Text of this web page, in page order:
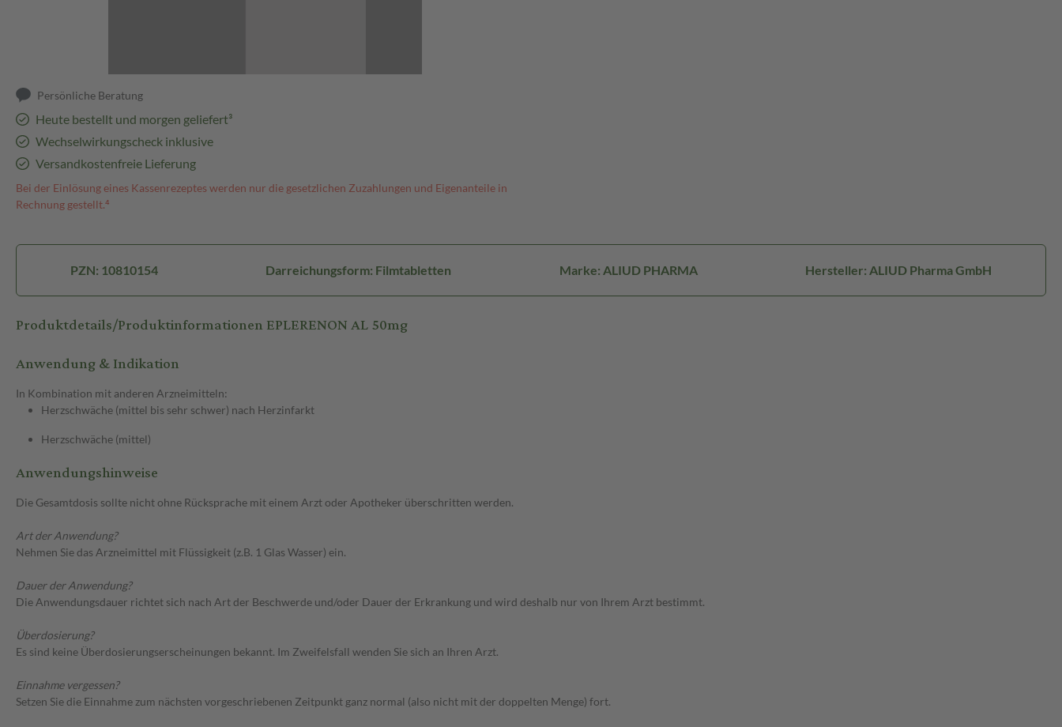
Persönliche Beratung
Heute bestellt und morgen geliefert³
Wechselwirkungscheck inklusive
Versandkostenfreie Lieferung
Bei der Einlösung eines Kassenrezeptes werden nur die gesetzlichen Zuzahlungen und Eigenanteile in
Rechnung gestellt.⁴
PZN: 10810154 Darreichungsform: Filmtabletten Marke: ALIUD PHARMA Hersteller: ALIUD Pharma GmbH
Produktdetails/Produktinformationen EPLERENON AL 50mg
Anwendung & Indikation
In Kombination mit anderen Arzneimitteln:
Herzschwäche (mittel bis sehr schwer) nach Herzinfarkt
Herzschwäche (mittel)
Anwendungshinweise
Die Gesamtdosis sollte nicht ohne Rücksprache mit einem Arzt oder Apotheker überschritten werden.
Art der Anwendung?
Nehmen Sie das Arzneimittel mit Flüssigkeit (z.B. 1 Glas Wasser) ein.
Dauer der Anwendung?
Die Anwendungsdauer richtet sich nach Art der Beschwerde und/oder Dauer der Erkrankung und wird deshalb nur von Ihrem Arzt bestimmt.
Überdosierung?
Es sind keine Überdosierungserscheinungen bekannt. Im Zweifelsfall wenden Sie sich an Ihren Arzt.
Einnahme vergessen?
Setzen Sie die Einnahme zum nächsten vorgeschriebenen Zeitpunkt ganz normal (also nicht mit der doppelten Menge) fort.